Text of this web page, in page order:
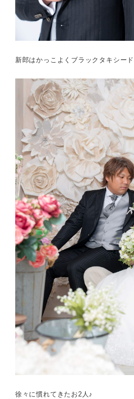
新郎はかっこよくブラックタキシード
徐々に慣れてきたお2人♪